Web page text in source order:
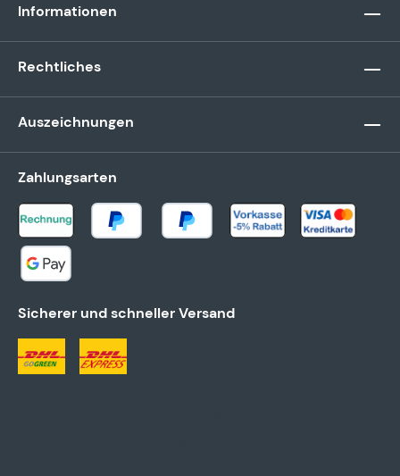
Informationen
Rechtliches
Auszeichnungen
Zahlungsarten
Sicherer und schneller Versand